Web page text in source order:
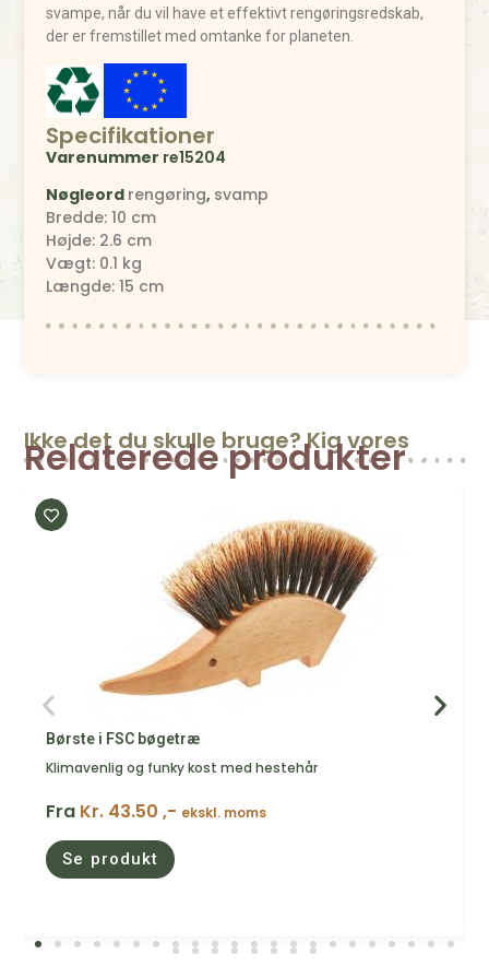
svampe, når du vil have et effektivt rengøringsredskab,
der er fremstillet med omtanke for planeten.
Specifikationer
Varenummer re15204
Nøgleord rengøring, svamp
Bredde: 10 cm
Højde: 2.6 cm
Vægt: 0.1 kg
Længde: 15 cm
Ikke det du skulle bruge? Kig vores
Relaterede produkter
Børste i FSC bøgetræ
Klimavenlig og funky kost med hestehår
Fra Kr. 43.50 ,- ekskl. moms
Se produkt